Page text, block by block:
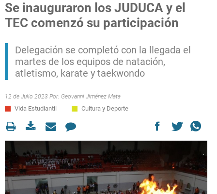
Se inauguraron los JUDUCA y el
TEC comenzó su participación
Delegación se completó con la llegada el
martes de los equipos de natación,
atletismo, karate y taekwondo
12 de Julio 2023 Por: Geovanni Jiménez Mata
Vida Estudiantil Cultura y Deporte